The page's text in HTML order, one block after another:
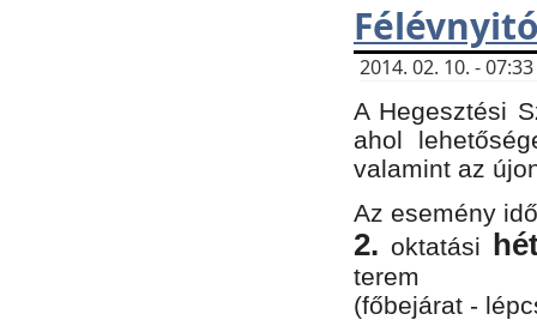
2014. 02. 10. -
A Hegesztési
ahol
valamint az
Az esemény
2. oktatási
terem
(főbejárat -